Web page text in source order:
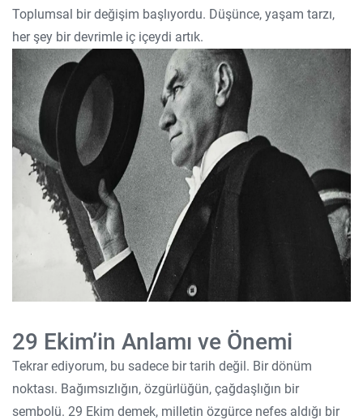
Toplumsal bir değişim başlıyordu. Düşünce, yaşam tarzı,
her şey bir devrimle iç içeydi artık.
29 Ekim’in Anlamı ve Önemi
Tekrar ediyorum, bu sadece bir tarih değil. Bir dönüm
noktası. Bağımsızlığın, özgürlüğün, çağdaşlığın bir
sembolü. 29 Ekim demek, milletin özgürce nefes aldığı bir